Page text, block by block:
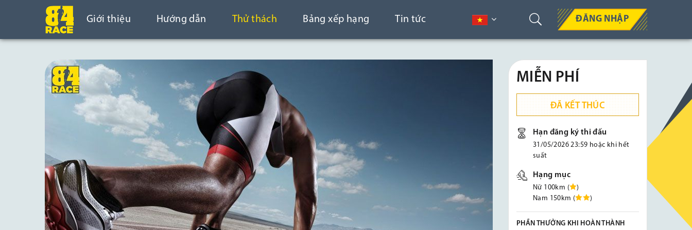
Giới thiệu Hướng dẫn Thử thách Bảng xếp hạng Tin tức ĐĂNG NHẬP
MIỄN PHÍ
ĐÃ KẾT THÚC
Hạn đăng ký thi đấu
31/05/2026 23:59 hoặc khi hết
suất
Hạng mục
Nữ 100km (
)
Nam 150km (
)
PHẦN THƯỞNG KHI HOÀN THÀNH